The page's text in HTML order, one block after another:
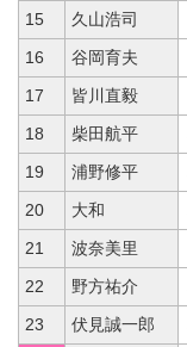
15 久山浩司
16 谷岡育夫
17 皆川直毅
18 柴田航平
19 浦野修平
20 大和
21 波奈美里
22 野方祐介
23 伏見誠一郎